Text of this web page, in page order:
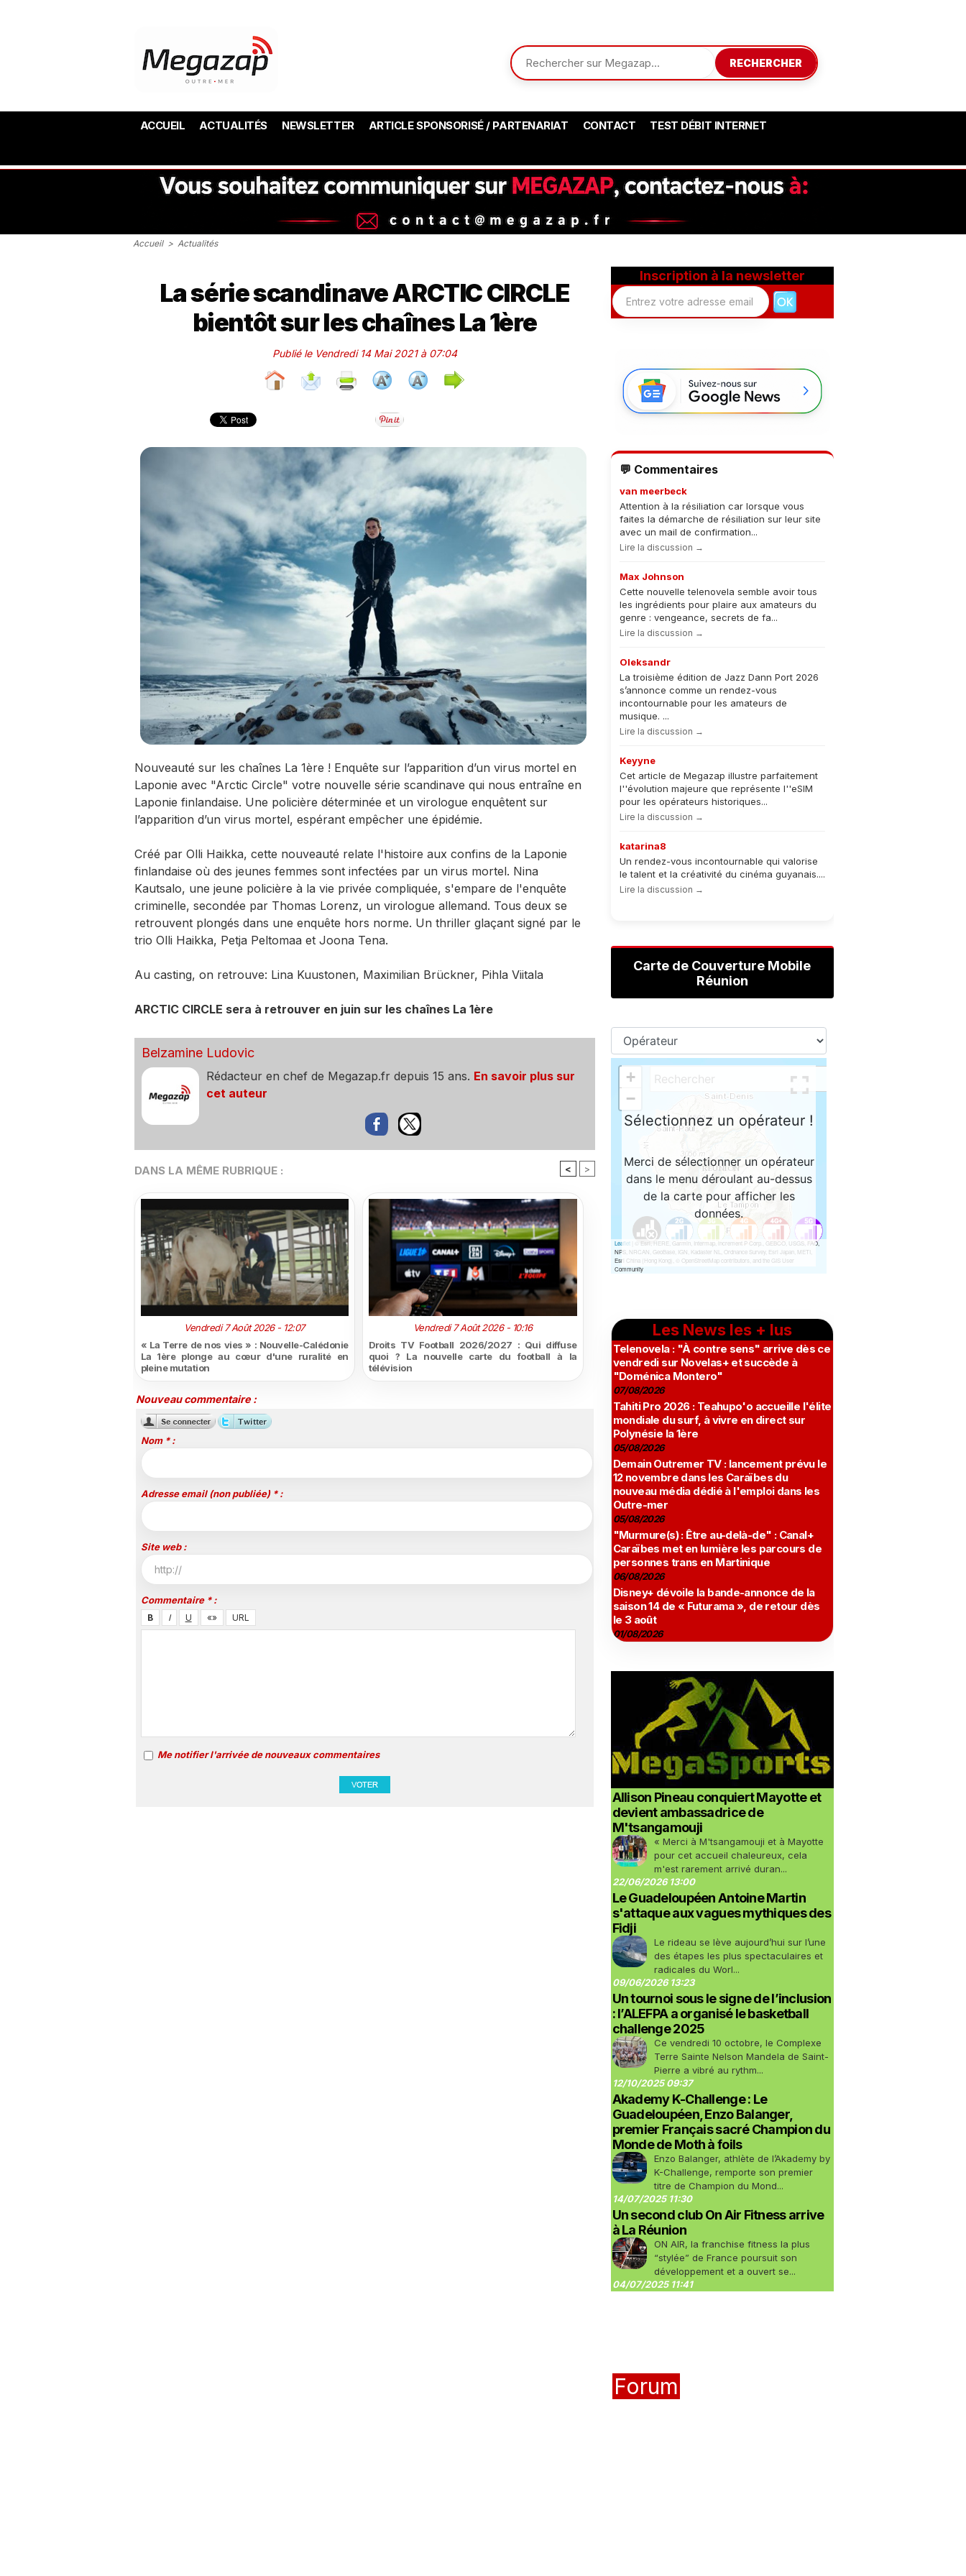
RECHERCHER
ACCUEIL ACTUALITÉS NEWSLETTER ARTICLE SPONSORISÉ / PARTENARIAT CONTACT TEST DÉBIT INTERNET
Accueil > Actualités
La série scandinave ARCTIC CIRCLE
bientôt sur les chaînes La 1ère
Publié le Vendredi 14 Mai 2021 à 07:04
Nouveauté sur les chaînes La 1ère ! Enquête sur l’apparition d’un virus mortel en
Laponie avec "Arctic Circle" votre nouvelle série scandinave qui nous entraîne en
Laponie finlandaise. Une policière déterminée et un virologue enquêtent sur
l’apparition d’un virus mortel, espérant empêcher une épidémie.
Créé par Olli Haikka, cette nouveauté relate l'histoire aux confins de la Laponie
finlandaise où des jeunes femmes sont infectées par un virus mortel. Nina
Kautsalo, une jeune policière à la vie privée compliquée, s'empare de l'enquête
criminelle, secondée par Thomas Lorenz, un virologue allemand. Tous deux se
retrouvent plongés dans une enquête hors norme. Un thriller glaçant signé par le
trio Olli Haikka, Petja Peltomaa et Joona Tena.
Au casting, on retrouve: Lina Kuustonen, Maximilian Brückner, Pihla Viitala
ARCTIC CIRCLE sera à retrouver en juin sur les chaînes La 1ère
Belzamine Ludovic
Rédacteur en chef de Megazap.fr depuis 15 ans. En savoir plus sur
cet auteur
DANS LA MÊME RUBRIQUE : < >
Vendredi 7 Août 2026 - 12:07
« La Terre de nos vies » : Nouvelle-Calédonie
La 1ère plonge au cœur d'une ruralité en
pleine mutation
Vendredi 7 Août 2026 - 10:16
Droits TV Football 2026/2027 : Qui diffuse
quoi ? La nouvelle carte du football à la
télévision
Nouveau commentaire :
Nom * :
Adresse email (non publiée) * :
Site web :
Commentaire * :
Me notifier l'arrivée de nouveaux commentaires
Inscription à la newsletter
💬 Commentaires
van meerbeck
Attention à la résiliation car lorsque vous
faites la démarche de résiliation sur leur site
avec un mail de confirmation...
Lire la discussion →
Max Johnson
Cette nouvelle telenovela semble avoir tous
les ingrédients pour plaire aux amateurs du
genre : vengeance, secrets de fa...
Lire la discussion →
Oleksandr
La troisième édition de Jazz Dann Port 2026
s’annonce comme un rendez-vous
incontournable pour les amateurs de
musique. ...
Lire la discussion →
Keyyne
Cet article de Megazap illustre parfaitement
l''évolution majeure que représente l''eSIM
pour les opérateurs historiques...
Lire la discussion →
katarina8
Un rendez-vous incontournable qui valorise
le talent et la créativité du cinéma guyanais....
Lire la discussion →
Carte de Couverture Mobile
Réunion
Les News les + lus
Telenovela : "À contre sens" arrive dès ce
vendredi sur Novelas+ et succède à
"Doménica Montero"
07/08/2026
Tahiti Pro 2026 : Teahupo'o accueille l'élite
mondiale du surf, à vivre en direct sur
Polynésie la 1ère
05/08/2026
Demain Outremer TV : lancement prévu le
12 novembre dans les Caraïbes du
nouveau média dédié à l'emploi dans les
Outre-mer
05/08/2026
"Murmure(s) : Être au-delà-de" : Canal+
Caraïbes met en lumière les parcours de
personnes trans en Martinique
06/08/2026
Disney+ dévoile la bande-annonce de la
saison 14 de « Futurama », de retour dès
le 3 août
01/08/2026
Allison Pineau conquiert Mayotte et
devient ambassadrice de
M'tsangamouji
« Merci à M'tsangamouji et à Mayotte
pour cet accueil chaleureux, cela
m'est rarement arrivé duran...
22/06/2026 13:00
Le Guadeloupéen Antoine Martin
s'attaque aux vagues mythiques des
Fidji
Le rideau se lève aujourd’hui sur l’une
des étapes les plus spectaculaires et
radicales du Worl...
09/06/2026 13:23
Un tournoi sous le signe de l’inclusion
: l’ALEFPA a organisé le basketball
challenge 2025
Ce vendredi 10 octobre, le Complexe
Terre Sainte Nelson Mandela de Saint-
Pierre a vibré au rythm...
12/10/2025 09:37
Akademy K-Challenge : Le
Guadeloupéen, Enzo Balanger,
premier Français sacré Champion du
Monde de Moth à foils
Enzo Balanger, athlète de l’Akademy by
K-Challenge, remporte son premier
titre de Champion du Mond...
14/07/2025 11:30
Un second club On Air Fitness arrive
à La Réunion
ON AIR, la franchise fitness la plus
“stylée” de France poursuit son
développement et a ouvert se...
04/07/2025 11:41
Forum